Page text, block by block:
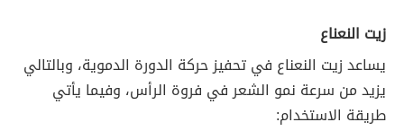
زيت النعناع
يساعد زيت النعناع في تحفيز حركة الدورة الدموية، وبالتالي
يزيد من سرعة نمو الشعر في فروة الرأس، وفيما يأتي
طريقة الاستخدام: